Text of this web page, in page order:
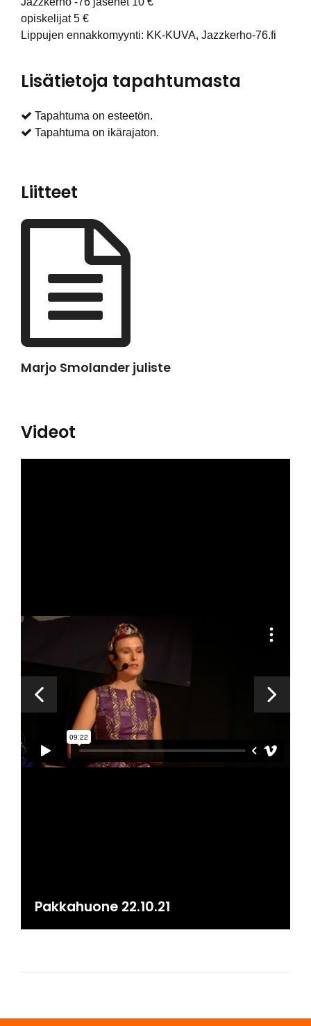
opiskelijat 5 €
Lippujen ennakkomyynti: KK-KUVA, Jazzkerho-76.fi
Lisätietoja tapahtumasta
Tapahtuma on esteetön.
Tapahtuma on ikärajaton.
Liitteet
Marjo Smolander juliste
Videot
Pakkahuone 22.10.21